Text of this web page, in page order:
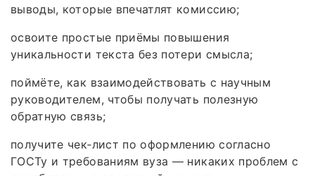
выводы, которые впечатлят комиссию;
освоите простые приёмы повышения
уникальности текста без потери смысла;
поймёте, как взаимодействовать с научным
руководителем, чтобы получать полезную
обратную связь;
получите чек‑лист по оформлению согласно
ГОСТу и требованиям вуза — никаких проблем с